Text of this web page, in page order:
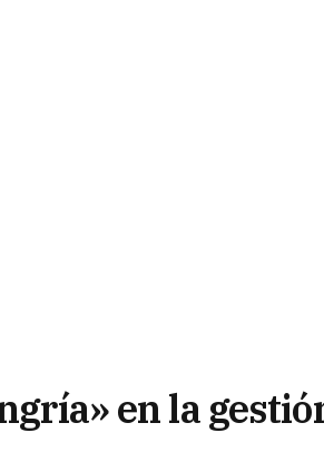
en la